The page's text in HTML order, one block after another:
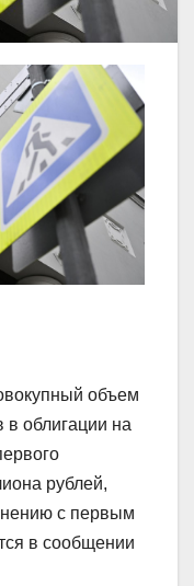
объем
в облигации на
рублей,
с первым
в сообщении